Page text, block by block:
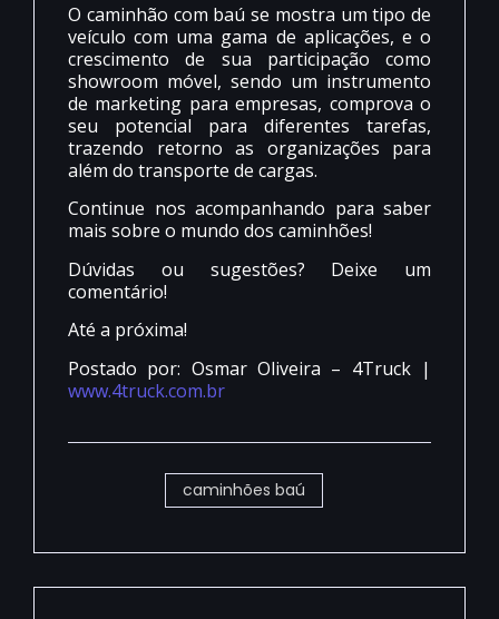
O caminhão com baú se mostra um tipo de
veículo com uma gama de aplicações, e o
crescimento de sua participação como
showroom móvel, sendo um instrumento
de marketing para empresas, comprova o
seu potencial para diferentes tarefas,
trazendo retorno as organizações para
além do transporte de cargas.
Continue nos acompanhando para saber
mais sobre o mundo dos caminhões!
Dúvidas ou sugestões? Deixe um
comentário!
Até a próxima!
Postado por: Osmar Oliveira – 4Truck |
www.4truck.com.br
caminhões baú